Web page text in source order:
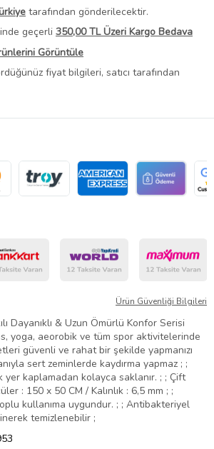
tarafından gönderilecektir.
geçerli 350,00 TL Üzeri Kargo Bedava
Görüntüle
fiyat bilgileri, satıcı tarafından
Ürün Güvenliği Bilgileri
Dayanıklı & Uzun Ömürlü Konfor Serisi
yoga, aeorobik ve tüm spor aktivitelerinde
güvenli ve rahat bir şekilde yapmanızı
sert zeminlerde kaydırma yapmaz ; ;
kaplamadan kolayca saklanır. ; ; Çift
: 150 x 50 CM / Kalınlık : 6,5 mm ; ;
kullanıma uygundur. ; ; Antibakteriyel
temizlenebilir ;